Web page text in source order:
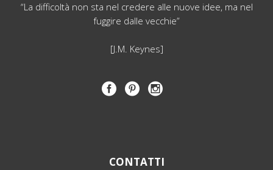
“La difficoltà non sta nel credere alle nuove idee, ma nel
fuggire dalle vecchie”
[J.M. Keynes]
CONTATTI